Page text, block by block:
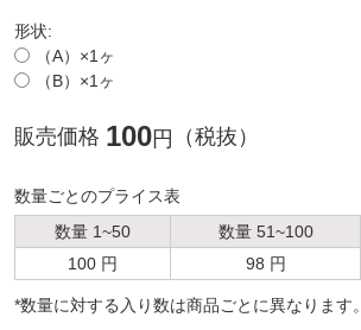
形状:
（A）×1ヶ
（B）×1ヶ
販売価格 100円 （税抜）
数量ごとのプライス表
数量 1~50
数量 51~100
100 円
98 円
*数量に対する⼊り数は商品ごとに異なります。